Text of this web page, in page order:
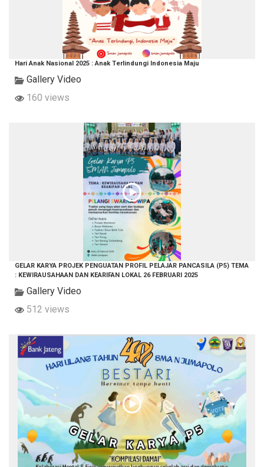
Hari Anak Nasional 2025 : Anak Terlindungi Indonesia Maju
Gallery Video
160 views
GELAR KARYA PROJEK PENGUATAN PROFIL PELAJAR PANCASILA (P5) TEMA
: KEWIRAUSAHAAN DAN KEARIFAN LOKAL 26 FEBRUARI 2025
Gallery Video
512 views